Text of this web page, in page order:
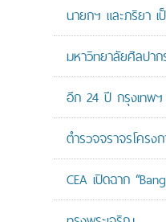
นายกฯ และภริยา เ
มหาวิทยาลัยศิลปา
อีก 24 ปี กรุงเทพ
ตำรวจจราจรโครง
CEA เปิดฉาก